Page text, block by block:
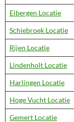
Eibergen Locatie
Schiebroek Locatie
Rijen Locatie
Lindenholt Locatie
Harlingen Locatie
Hoge Vucht Locatie
Gemert Locatie